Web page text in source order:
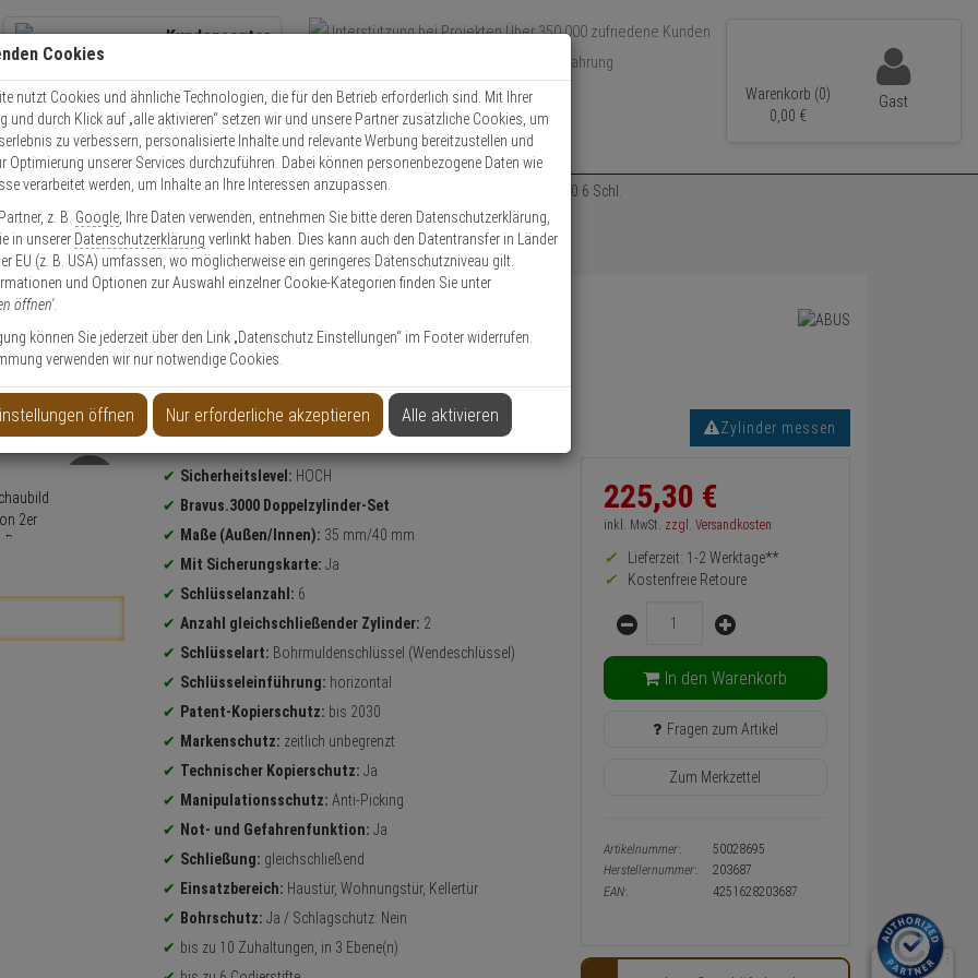
Kundencenter
Kontaktservice nutzen
Mo. - Do.: 8:00 - 16:30 Fr. 8:00 - 14:00 Uhr
Über 350.000 zufriedene Kunden
Über 15 Jahre Erfahrung
Schneller Versand
Warenkorb (0)
0, 00 €
Gast
Schließzylinder Schließzylinder Set 2er Abus Bravus 3000 Doppelzylinder 35/40 6 Schl.
35/40 6 Schl.
Zylinder messen
Produktinformationen
Sicherheitslevel: HOCH
Bravus.3000 Doppelzylinder-Set
Maße (Außen/Innen): 35 mm/40 mm
Mit Sicherungskarte: Ja
Schlüsselanzahl: 6
Anzahl gleichschließender Zylinder: 2
Schlüsselart: Bohrmuldenschlüssel (Wendeschlüssel)
Schlüsseleinführung: horizontal
Patent-Kopierschutz: bis 2030
Markenschutz: zeitlich unbegrenzt
Technischer Kopierschutz: Ja
Manipulationsschutz: Anti-Picking
Not- und Gefahrenfunktion: Ja
Schließung: gleichschließend
Einsatzbereich: Haustür, Wohnungstür, Kellertür
Bohrschutz: Ja / Schlagschutz: Nein
bis zu 10 Zuhaltungen, in 3 Ebene(n)
Informationen
zurück
Preis,
und
Warenkorb-
Konfigurieren-
Button
225,30 €
inkl. MwSt. zzgl. Versandkosten
Lieferzeit: 1-2 Werktage**
Kostenfreie Retoure
Menge
In den Warenkorb
Fragen zum Artikel
Zum Merkzettel
Artikelnummer:
50028695
Herstellernummer:
203687
EAN:
4251628203687
Cookies
nutzt Cookies und ähnliche Technologien, die für den Betrieb erforderlich sind. Mit Ihrer
und durch Klick auf „alle aktivieren“ setzen wir und unsere Partner zusätzliche Cookies, um
zu verbessern, personalisierte Inhalte und relevante Werbung bereitzustellen und
Optimierung unserer Services durchzuführen. Dabei können personenbezogene Daten wie
verarbeitet werden, um Inhalte an Ihre Interessen anzupassen.
z. B. Google , Ihre Daten verwenden, entnehmen Sie bitte deren Datenschutzerklärung,
in unserer Datenschutzerklärung verlinkt haben. Dies kann auch den Datentransfer in Länder
EU (z. B. USA) umfassen, wo möglicherweise ein geringeres Datenschutzniveau gilt.
und Optionen zur Auswahl einzelner Cookie-Kategorien finden Sie unter
öffnen'.
können Sie jederzeit über den Link „Datenschutz Einstellungen“ im Footer widerrufen.
verwenden wir nur notwendige Cookies.
öffnen Nur erforderliche akzeptieren Alle aktivieren